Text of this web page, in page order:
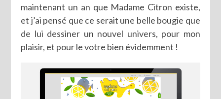
maintenant un an que Madame Citron existe,
et j’ai pensé que ce serait une belle bougie que
de lui dessiner un nouvel univers, pour mon
plaisir, et pour le votre bien évidemment !